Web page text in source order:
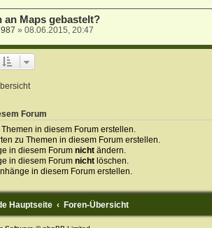
an Maps gebastelt?
» 08.06.2015, 20:47
Forum
in diesem Forum erstellen.
zu Themen in diesem Forum erstellen.
in diesem Forum nichtändern.
in diesem Forum nichtlöschen.
in diesem Forum erstellen.
Hauptseite Foren-Übersicht